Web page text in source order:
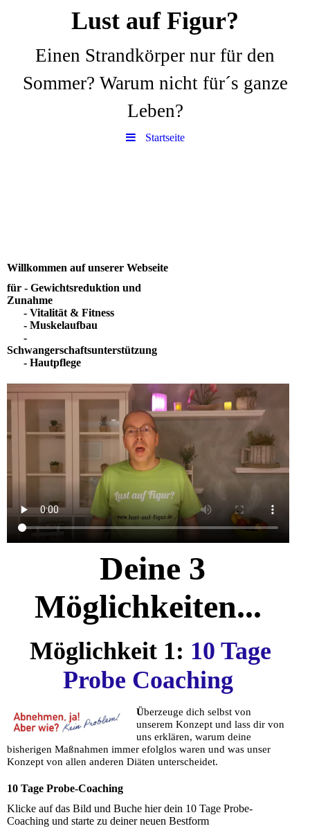
Lust auf Figur?
Einen Strandkörper nur für den
Sommer? Warum nicht für´s ganze
Leben?
Startseite
Willkommen auf unserer Webseite
für - Gewichtsreduktion und
Zunahme
- Vitalität & Fitness
- Muskelaufbau
-
Schwangerschaftsunterstützung
- Hautpflege
Deine 3
Möglichkeiten...
Möglichkeit 1: 10 Tage
Probe Coaching
Überzeuge dich selbst von
unserem Konzept und lass dir von
uns erklären, warum deine
bisherigen Maßnahmen immer efolglos waren und was unser
Konzept von allen anderen Diäten unterscheidet.
10 Tage Probe-Coaching
Klicke auf das Bild und Buche hier dein 10 Tage Probe-
Coaching und starte zu deiner neuen Bestform